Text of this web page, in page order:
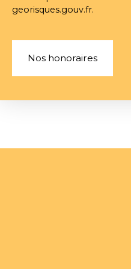
georisques.gouv.fr.
Nos honoraires